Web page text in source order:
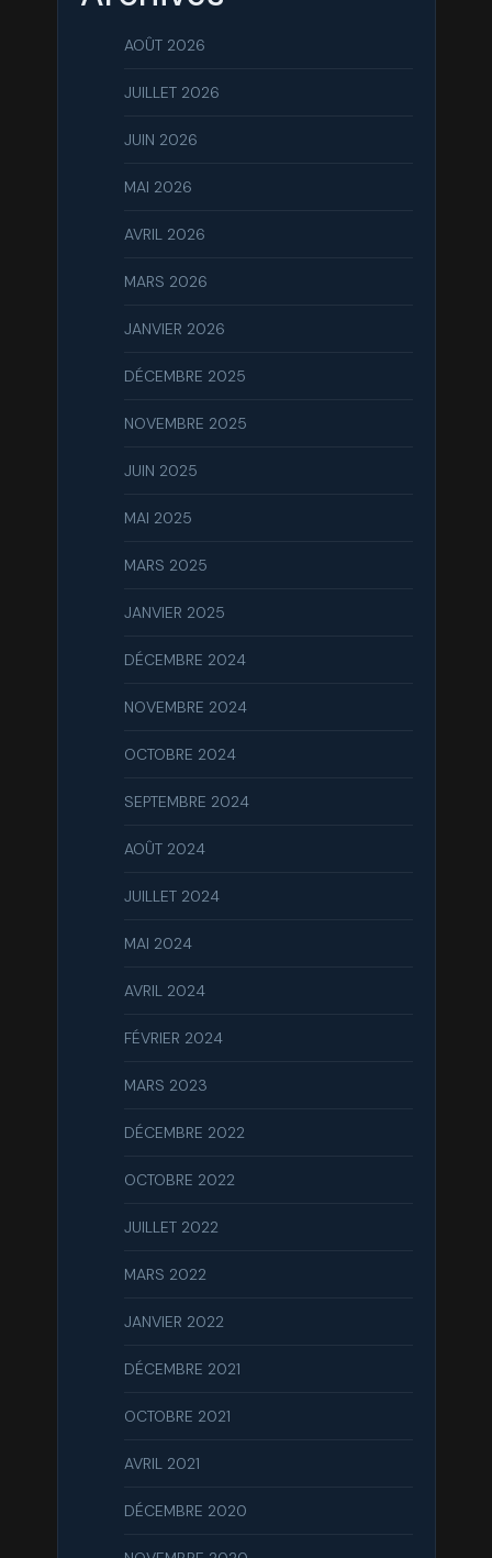
AOÛT 2026
JUILLET 2026
JUIN 2026
MAI 2026
AVRIL 2026
MARS 2026
JANVIER 2026
DÉCEMBRE 2025
NOVEMBRE 2025
JUIN 2025
MAI 2025
MARS 2025
JANVIER 2025
DÉCEMBRE 2024
NOVEMBRE 2024
OCTOBRE 2024
SEPTEMBRE 2024
AOÛT 2024
JUILLET 2024
MAI 2024
AVRIL 2024
FÉVRIER 2024
MARS 2023
DÉCEMBRE 2022
OCTOBRE 2022
JUILLET 2022
MARS 2022
JANVIER 2022
DÉCEMBRE 2021
OCTOBRE 2021
AVRIL 2021
DÉCEMBRE 2020